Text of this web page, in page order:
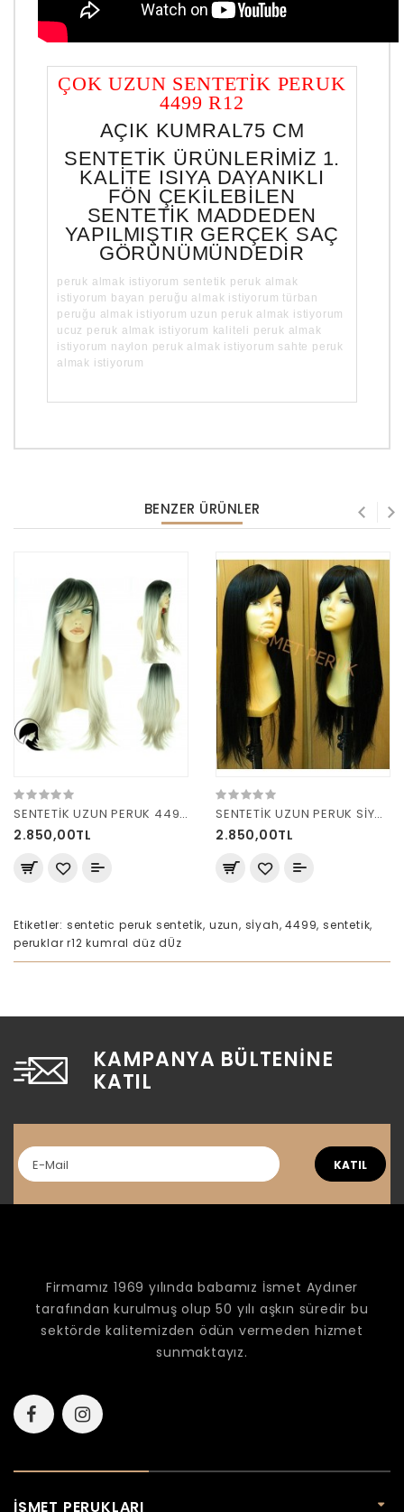
ÇOK UZUN SENTETİK PERUK
4499 R12
AÇIK KUMRAL75 CM
SENTETİK ÜRÜNLERİMİZ 1.
KALİTE ISIYA DAYANIKLI
FÖN ÇEKİLEBİLEN
SENTETİK MADDEDEN
YAPILMIŞTIR GERÇEK SAÇ
GÖRÜNÜMÜNDEDİR
peruk almak istiyorum sentetik peruk almak
istiyorum bayan peruğu almak istiyorum türban
peruğu almak istiyorum uzun peruk almak istiyorum
ucuz peruk almak istiyorum kaliteli peruk almak
istiyorum naylon peruk almak istiyorum sahte peruk
almak istiyorum
BENZER ÜRÜNLER
SENTETİK UZUN PERUK 4499 GRİ OMBRE
2.850,00TL
SENTETİK UZUN PERUK SİYAH 4499
2.850,00TL
Etiketler: sentetic peruk sentetİk, uzun, sİyah,4499,sentetik,
peruklar r12 kumral düz dÜz
KAMPANYA BÜLTENINE
KATIL
KATIL
Firmamız 1969 yılında babamız İsmet Aydıner
tarafından kurulmuş olup 50 yılı aşkın süredir bu
sektörde kalitemizden ödün vermeden hizmet
sunmaktayız.
İSMET PERUKLARI